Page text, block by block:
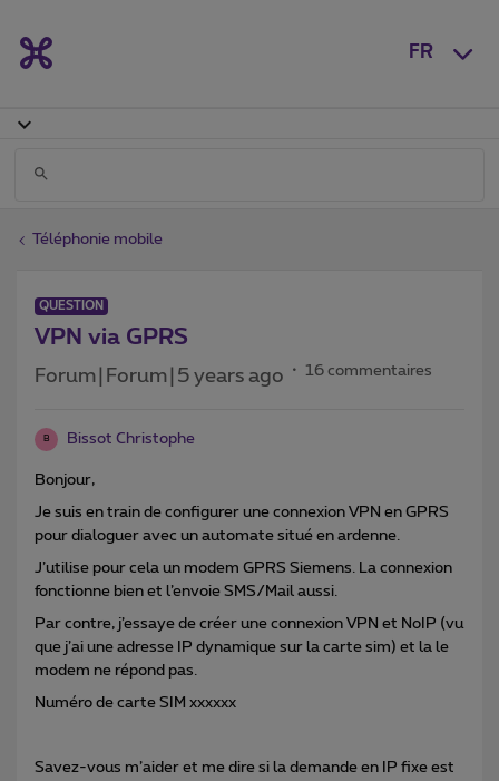
FR
Téléphonie mobile
QUESTION
VPN via GPRS
Forum|Forum|5 years ago 16 commentaires
B Bissot Christophe
Bonjour,
Je suis en train de configurer une connexion VPN en GPRS
pour dialoguer avec un automate situé en ardenne.
J’utilise pour cela un modem GPRS Siemens. La connexion
fonctionne bien et l’envoie SMS/Mail aussi.
Par contre, j’essaye de créer une connexion VPN et NoIP (vu
que j’ai une adresse IP dynamique sur la carte sim) et la le
modem ne répond pas.
Numéro de carte SIM xxxxxx
Savez-vous m’aider et me dire si la demande en IP fixe est